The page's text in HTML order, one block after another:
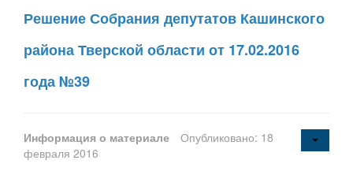
Решение Собрания депутатов Кашинского
района Тверской области от 17.02.2016
года №39
Информация о материале
Опубликовано: 18
февраля 2016